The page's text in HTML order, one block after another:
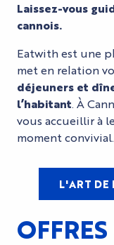
Laissez-vous
cannois.
Eatwith est une
met en relation
déjeuners et
l’habitant. À
vous accueillir à
moment convivial.
L'ART DE